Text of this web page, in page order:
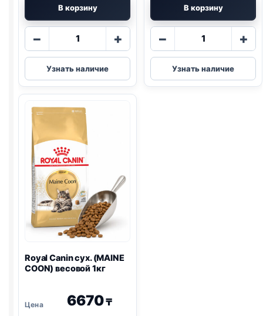
В корзину
−
Количество
Pro-
Plan
сух.
ЛОСОСЬ)
весовой
1кг
+
Узнать наличие
В корзину
−
Количество
Pro-
Plan
Elegant
+
Узнать наличие
Royal Canin сух. (MAINE
COON) весовой 1кг
6670₸